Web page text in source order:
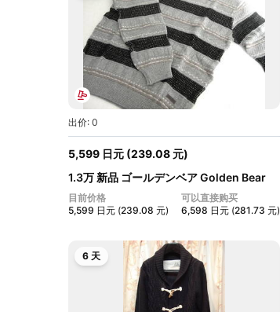
出价: 0
5,599 日元 (239.08 元)
1.3万 新品 ゴールデンベア Golden Bear
メ...
目前价格
5,599 日元 (239.08 元)
可以直接购买
6,598 日元 (281.73 元)
6 天